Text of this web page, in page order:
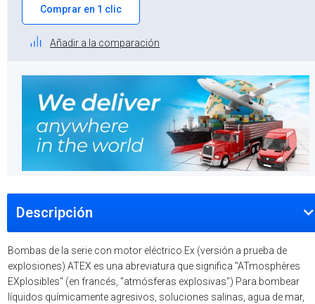
Comprar en 1 clic
Añadir a la comparación
Descripción
Bombas de la serie con motor eléctrico Ex (versión a prueba de
explosiones) ATEX es una abreviatura que significa "ATmosphères
EXplosibles" (en francés, "atmósferas explosivas") Para bombear
líquidos químicamente agresivos, soluciones salinas, agua de mar,